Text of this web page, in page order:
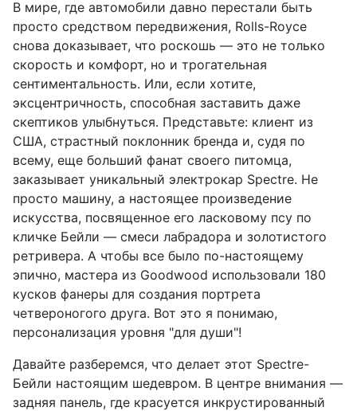
В мире, где автомобили давно перестали быть
просто средством передвижения, Rolls-Royce
снова доказывает, что роскошь — это не только
скорость и комфорт, но и трогательная
сентиментальность. Или, если хотите,
эксцентричность, способная заставить даже
скептиков улыбнуться. Представьте: клиент из
США, страстный поклонник бренда и, судя по
всему, еще больший фанат своего питомца,
заказывает уникальный электрокар Spectre. Не
просто машину, а настоящее произведение
искусства, посвященное его ласковому псу по
кличке Бейли — смеси лабрадора и золотистого
ретривера. А чтобы все было по-настоящему
эпично, мастера из Goodwood использовали 180
кусков фанеры для создания портрета
четвероногого друга. Вот это я понимаю,
персонализация уровня "для души"!
Давайте разберемся, что делает этот Spectre-
Бейли настоящим шедевром. В центре внимания —
задняя панель, где красуется инкрустированный